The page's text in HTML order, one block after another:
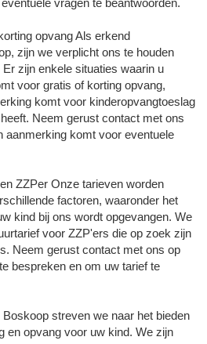
vragen te beantwoorden.
opvang Als erkend
zijn we verplicht ons te houden
zijn enkele situaties waarin u
voor gratis of korting opvang,
komt voor kinderopvangtoeslag
Neem gerust contact met ons
aanmerking komt voor eventuele
ZZPer Onze tarieven worden
factoren, waaronder het
kind bij ons wordt opgevangen. We
voor ZZP'ers die op zoek zijn
Neem gerust contact met ons op
bespreken en om uw tarief te
streven we naar het bieden
en opvang voor uw kind. We zijn